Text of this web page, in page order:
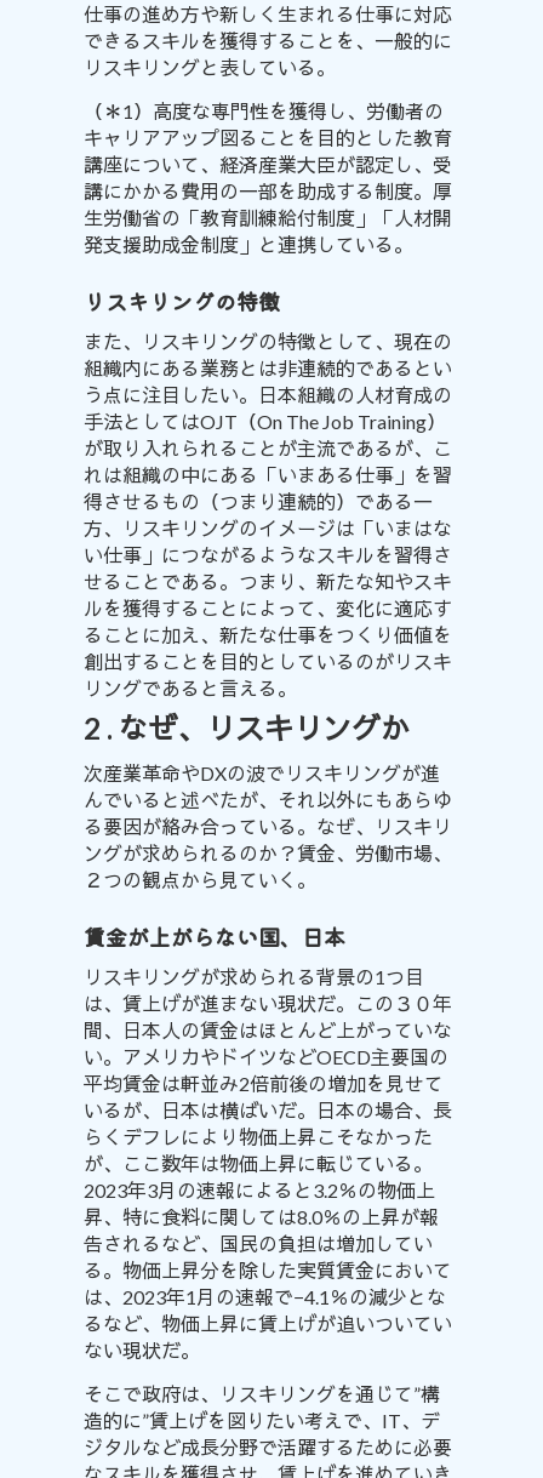
仕事の進め方や新しく生まれる仕事に対応
できるスキルを獲得することを、一般的に
リスキリングと表している。
（＊1）高度な専門性を獲得し、労働者の
キャリアアップ図ることを目的とした教育
講座について、経済産業大臣が認定し、受
講にかかる費用の一部を助成する制度。厚
生労働省の 「教育訓練給付制度」「人材開
発支援助成金制度」 と連携している。
リスキリングの特徴
また、リスキリングの特徴として、現在の
組織内にある業務とは非連続的である とい
う点に注目したい。日本組織の人材育成の
手法としてはOJT（On The Job Training）
が取り入れられることが主流であるが、こ
れは組織の中にある「いまある仕事」を習
得させるもの（つまり連続的）である一
方、リスキリングのイメージは「いまはな
い仕事」につながるようなスキルを習得さ
せることである。つまり、新たな知やスキ
ルを獲得することによって、変化に適応す
ることに加え、新たな仕事をつくり価値を
創出することを目的としているのがリスキ
リングであると言える。
2 . なぜ、リスキリングか
次産業革命やDXの波でリスキリングが進
んでいると述べたが、それ以外にもあらゆ
る要因が絡み合っている。なぜ、リスキリ
ングが求められるのか？賃金、労働市場、
２つの観点から見ていく。
賃金が上がらない国、日本
リスキリングが求められる背景の1つ目
は、賃上げが進まない現状だ。この３０年
間、日本人の賃金はほとんど上がっていな
い。アメリカやドイツなどOECD主要国の
平均賃金は軒並み2倍前後の増加を見せて
いるが、日本は横ばいだ。日本の場合、長
らくデフレにより物価上昇こそなかった
が、ここ数年は物価上昇に転じている。
2023年3月の速報によると3.2％の物価上
昇、特に食料に関しては8.0％の上昇が報
告されるなど、国民の負担は増加してい
る。物価上昇分を除した実質賃金において
は、2023年1月の速報で−4.1％の減少と な
る など、物価上昇に賃上げが追いついてい
ない現状だ。
そこで政府は、リスキリングを通じて”構
造的に”賃上げを図りたい考えで、IT、デ
ジタルなど成長分野で活躍するために必要